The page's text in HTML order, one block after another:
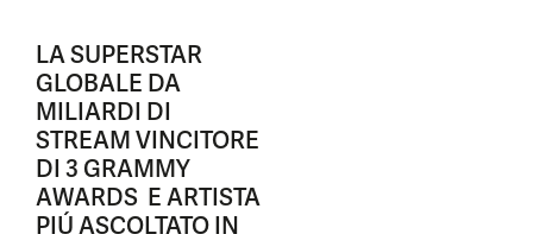
LA SUPERSTAR
GLOBALE DA
MILIARDI DI
STREAM VINCITORE
DI 3 GRAMMY
AWARDS E ARTISTA
PIÚ ASCOLTATO IN